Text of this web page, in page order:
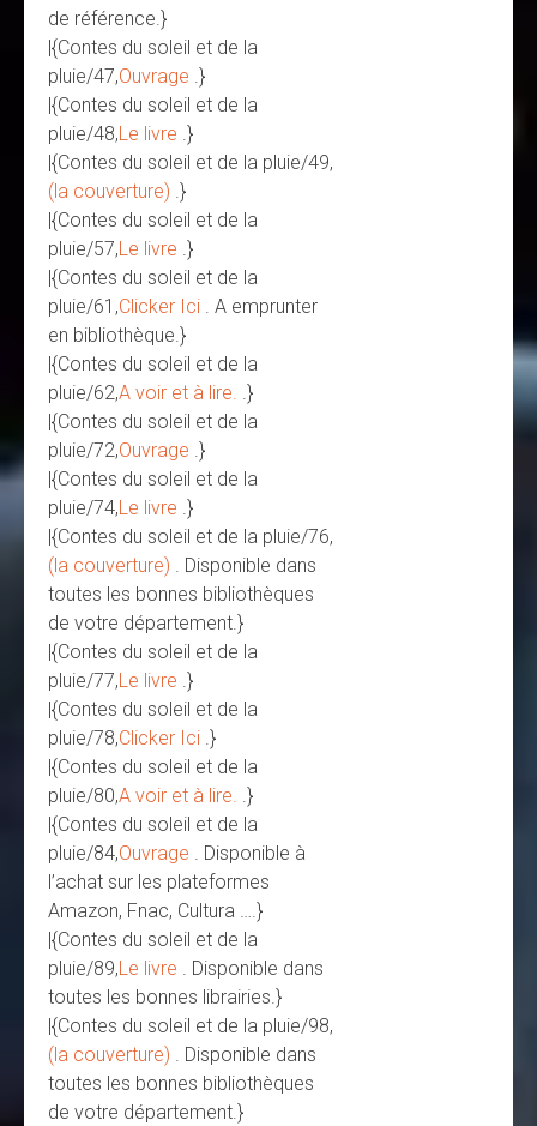
de référence.}
|{Contes du soleil et de la
pluie/47,Ouvrage .}
|{Contes du soleil et de la
pluie/48,Le livre .}
|{Contes du soleil et de la pluie/49,
(la couverture) .}
|{Contes du soleil et de la
pluie/57,Le livre .}
|{Contes du soleil et de la
pluie/61,Clicker Ici
. A emprunter
en bibliothèque.}
|{Contes du soleil et de la
pluie/62,A voir et à lire.
.}
|{Contes du soleil et de la
pluie/72,Ouvrage .}
|{Contes du soleil et de la
pluie/74,Le livre .}
|{Contes du soleil et de la pluie/76,
(la couverture)
. Disponible dans
toutes les bonnes bibliothèques
de votre département.}
|{Contes du soleil et de la
pluie/77,Le livre .}
|{Contes du soleil et de la
pluie/78,Clicker Ici .}
|{Contes du soleil et de la
pluie/80,A voir et à lire.
.}
|{Contes du soleil et de la
pluie/84,Ouvrage
. Disponible à
l’achat sur les plateformes
Amazon, Fnac, Cultura ….}
|{Contes du soleil et de la
pluie/89,Le livre
. Disponible dans
toutes les bonnes librairies.}
|{Contes du soleil et de la pluie/98,
(la couverture)
. Disponible dans
toutes les bonnes bibliothèques
de votre département.}